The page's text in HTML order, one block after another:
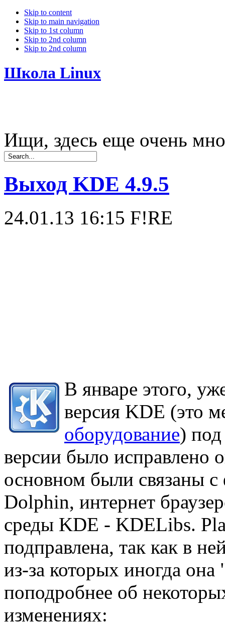
Skip to content
Skip to main navigation
Skip to 1st column
Skip to 2nd column
Skip to 2nd column
Школа Linux
Ищи, здесь еще очень
Выход KDE 4.9.5
24.01.13 16:15 F!RE
В январе этого,
версия KDE (это
оборудование)
версии было исправлено
основном были связаны
Dolphin, интернет
среды KDE - KDELibs.
подправлена, так как в
из-за которых иногда
поподробнее об
изменениях: